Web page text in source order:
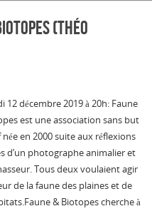
(Théo
12 décembre 2019 à 20h: Faune
est une association sans but
en 2000 suite aux réflexions
d’un photographe animalier et
Tous deux voulaient agir
de la faune des plaines et de
& Biotopes cherche à